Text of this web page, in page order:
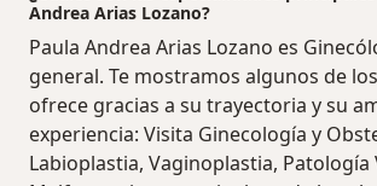
Andrea Arias Lozano?
Paula Andrea Arias Lozano es
general. Te mostramos algunos de
ofrece gracias a su trayectoria y su
experiencia: Visita Ginecología y
Labioplastia, Vaginoplastia, Patología